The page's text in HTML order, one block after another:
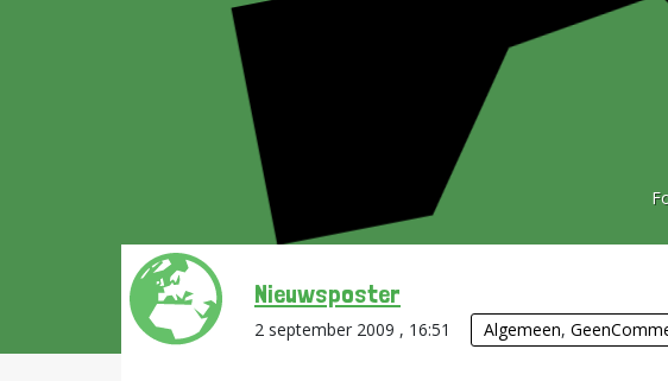
Nieuwsposter
2 september 2009 , 16:51 Algemeen,